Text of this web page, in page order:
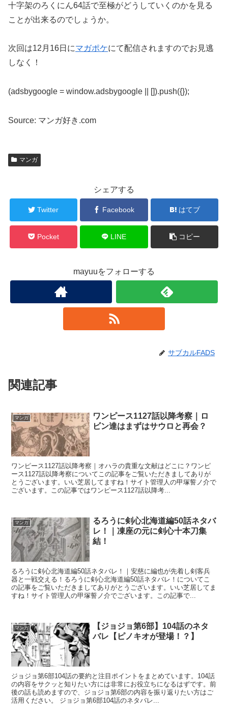
十字架のろくにん64話で至極がどうしていくのかを見る
ことが出来るのでしょうか。
次回は12月16日にマガポケにて配信されますのでお見逃
しなく！
(adsbygoogle = window.adsbygoogle || []).push({});
Source: マンガ好き.com
マンガ
シェアする
Twitter Facebook はてブ
Pocket LINE コピー
mayuuをフォローする
サブカルFADS
関連記事
マンガ
ワンピース1127話以降考察｜ロ
ビン達はまずはサウロと再会？
ワンピース1127話以降考察｜オハラの貴重な文献はどこに？ワンピ
ース1127話以降考察についてこの記事をご覧いただきましてありが
とうございます。いい芝居してますね！サイト管理人の甲塚誓ノ介で
ございます。この記事ではワンピース1127話以降考...
マンガ
るろうに剣心北海道編50話ネタバ
レ！｜凍座の元に剣心十本刀集
結！
るろうに剣心北海道編50話ネタバレ！｜安慈に編也が先着し剣客兵
器と一戦交える！るろうに剣心北海道編50話ネタバレ！についてこ
の記事をご覧いただきましてありがとうございます。いい芝居してま
すね！サイト管理人の甲塚誓ノ介でございます。この記事で...
マンガ
【ジョジョ第6部】104話のネタ
バレ【ピノキオが登場！？】
ジョジョ第6部104話の要約と注目ポイントをまとめています。104話
の内容をサクッと知りたい方には非常にお役立ちになるはずです。前
後の話も読めますので、ジョジョ第6部の内容を振り返りたい方はご
活用ください。 ジョジョ第6部104話のネタバレ...